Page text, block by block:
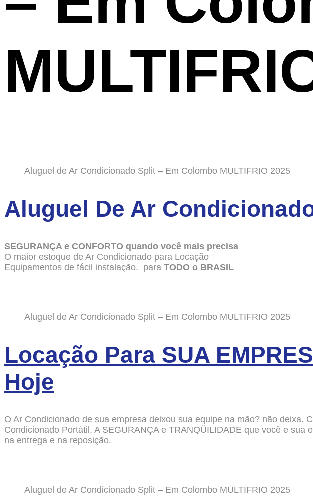
Aluguel de Ar Condicionado Split – Em Colombo MULTIFRIO 2025
Aluguel De Ar
SEGURANÇA e CONFORTO quando você mais precisa
O maior estoque de Ar Condicionado para Locação
Equipamentos de fácil instalação. para TODO o BRASIL
Aluguel de Ar Condicionado Split – Em Colombo MULTIFRIO 2025
Locação Para SUA
Hoje
O Ar Condicionado de sua empresa deixou sua equipe na mão? não deixa.
Condicionado Portátil. A SEGURANÇA e TRANQÜILIDADE que você e
na entrega e na reposição.
Aluguel de Ar Condicionado Split – Em Colombo MULTIFRIO 2025